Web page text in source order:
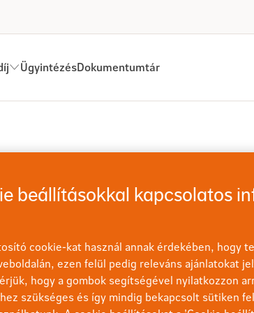
ÜgyintézésDokumentumtár
érintő rendelkezések feldolgozásáról
akik befektetési egységekhez kötött
beküldeni NN Direkten keresztül, hogy a
között beérkezett rendelkezések
és az nn.hu oldalakon tervezett karbantartás
beállításokkal kapcsolatos
cookie-kat használ annak érdekében, hogy
ezen felül pedig releváns ajánlatokat
hogy a gombok segítségével nyilatkozzon
szükséges és így mindig bekapcsolt sütiken